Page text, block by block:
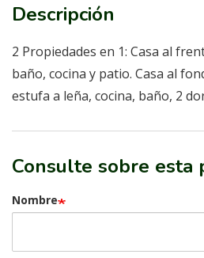
Descripción
2 Propiedades en 1: Casa al
baño, cocina y patio. Casa al
estufa a leña, cocina, baño, 2
Consulte sobre esta
Nombre